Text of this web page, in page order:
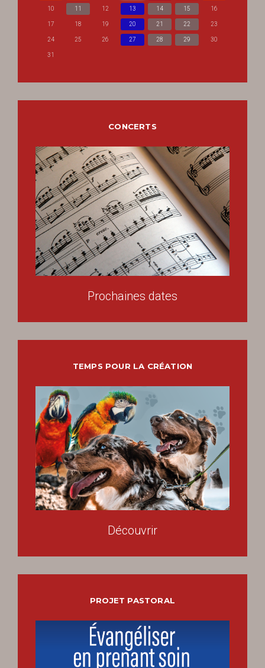
10 11 12 13 14 15 16
17 18 19 20 21 22 23
24 25 26 27 28 29 30
31
CONCERTS
Prochaines dates
TEMPS POUR LA CRÉATION
Découvrir
PROJET PASTORAL